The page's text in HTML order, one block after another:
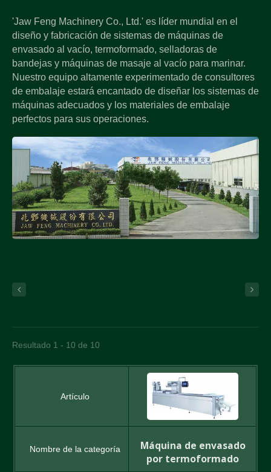
'Jaw Feng Machinery Co., Ltd.' es líder mundial en el
diseño y fabricación de sistemas de máquinas de
envasado al vacío, termoformado, selladoras de
bandejas y máquinas de masaje al vacío para marinar.
Nuestro equipo altamente experimentado de consultores
de embalaje estará encantado de diseñar los sistemas de
máquinas adecuados y los materiales de embalaje
perfectos para sus operaciones.
Resultado 1 - 10 de 10
Máquina de envasado
por termoformado